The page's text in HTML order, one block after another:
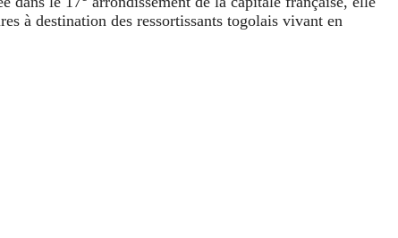
à destination des ressortissants togolais vivant en